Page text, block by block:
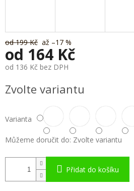
od 199 Kč až –17 %
od 164 Kč
od 136 Kč bez DPH
cena:
Zvolte variantu
Varianta
Můžeme doručit do: Zvolte variantu
Přidat do košíku